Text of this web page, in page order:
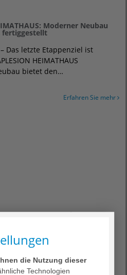
Moderner Neubau
fertiggestellt
Das letzte Etappenziel ist
HEIMATHAUS
bietet den…
Erfahren Sie mehr
gAG legt
2021 und Zukunftsthemen
des
Fokus. Zudem…
die Nutzung dieser
Technologien